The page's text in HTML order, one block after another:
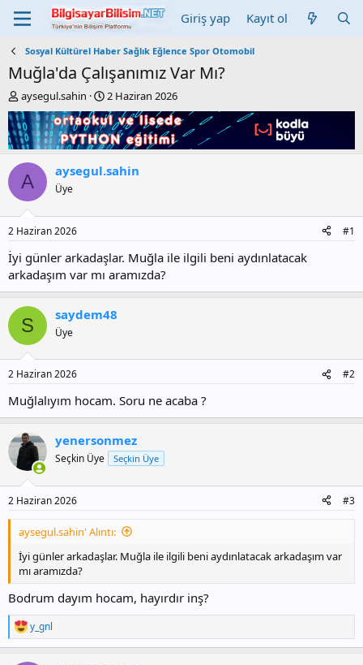
Giriş yap Kayıt ol
Sosyal Kültürel Haber Sağlık Eğlence Spor Otomobil
Muğla'da Çalışanımız Var Mı?
K
o
n
b
u
y
u
b
a
ş
l
a
t
aysegul.sahin
B
a
ş
l
a
n
a
r
i
2 Haziran 2026
A aysegul.sahin
Üye
2 Haziran 2026 #1
İyi günler arkadaşlar. Muğla ile ilgili beni aydınlatacak
arkadaşım var mı aramızda?
S saydem48
Üye
2 Haziran 2026 #2
Muğlalıyım hocam. Soru ne acaba ?
yenersonmez
Seçkin Üye Seçkin Üye
2 Haziran 2026 #3
aysegul.sahin' Alıntı:
İyi günler arkadaşlar. Muğla ile ilgili beni aydınlatacak arkadaşım var
mı aramızda?
Bodrum dayım hocam, hayırdır inş?
T
e
y_gnl